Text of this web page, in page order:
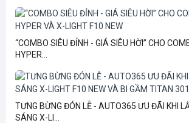
“COMBO SIÊU ĐỈNH - GIÁ SIÊU HỜI” CHO
HYPER...
TƯNG BỪNG ĐÓN LỄ - AUTO365 ƯU ĐÃI KHI
SÁNG X-LI...